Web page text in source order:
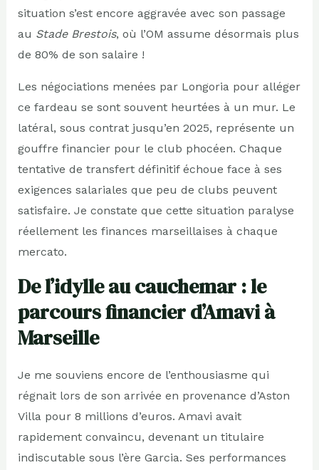
situation s’est encore aggravée avec son passage
au Stade Brestois, où l’OM assume désormais plus
de 80% de son salaire !
Les négociations menées par Longoria pour alléger
ce fardeau se sont souvent heurtées à un mur. Le
latéral, sous contrat jusqu’en 2025, représente un
gouffre financier pour le club phocéen. Chaque
tentative de transfert définitif échoue face à ses
exigences salariales que peu de clubs peuvent
satisfaire. Je constate que cette situation paralyse
réellement les finances marseillaises à chaque
mercato.
De l’idylle au cauchemar : le
parcours financier d’Amavi à
Marseille
Je me souviens encore de l’enthousiasme qui
régnait lors de son arrivée en provenance d’Aston
Villa pour 8 millions d’euros. Amavi avait
rapidement convaincu, devenant un titulaire
indiscutable sous l’ère Garcia. Ses performances